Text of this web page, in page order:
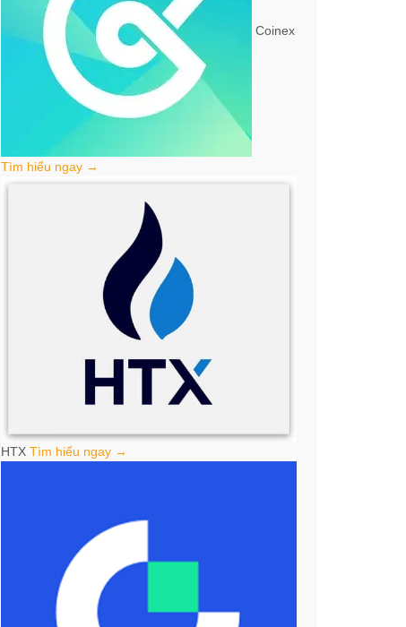
Coinex
Tìm hiểu ngay →
HTX Tìm hiểu ngay →